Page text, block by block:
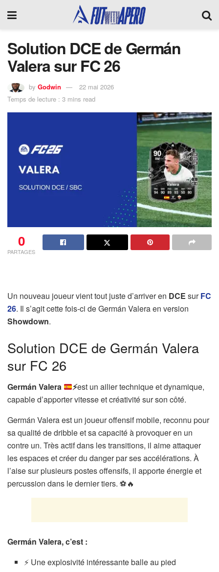
Solution DCE de Germán
Valera sur FC 26
by Godwin
22 mai 2026
Temps de lecture : 3 mins read
0
PARTAGES
Un nouveau joueur vient tout juste d’arriver en DCE surFC
26. Il s’agit cette fois-ci de Germán Valera en version
Showdown.
Solution DCE de Germán Valera
sur FC 26
Germán Valera ⚡est un ailier technique et dynamique,
capable d’apporter vitesse et créativité sur son côté.
Germán Valera est un joueur offensif mobile, reconnu pour
sa qualité de dribble et sa capacité à provoquer en un
contre un. Très actif dans les transitions, il aime attaquer
les espaces et créer du danger par ses accélérations. À
l’aise sur plusieurs postes offensifs, il apporte énergie et
percussion dans le dernier tiers. ⚽🔥
Germán Valera, c’est :
⚡ Une explosivité intéressante balle au pied